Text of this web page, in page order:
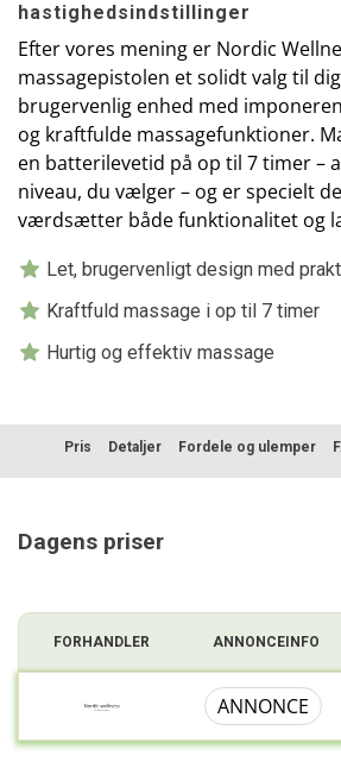
hastighedsindstillinger
Efter vores mening er Nordic
massagepistolen et solidt valg til
brugervenlig enhed med
og kraftfulde massagefunktioner.
en batterilevetid på op til 7 timer –
niveau, du vælger – og er specielt
værdsætter både funktionalitet og
Let, brugervenligt design med
Kraftfuld massage i op til 7 timer
Hurtig og effektiv massage
Pris Detaljer Fordele og ulemper
Dagens priser
FORHANDLER ANNONCEINFO
ANNONCE